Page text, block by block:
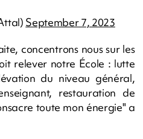
September 7, 2023
concentrons nous sur les
relever notre École : lutte
du niveau général,
restauration de
toute mon énergie" a